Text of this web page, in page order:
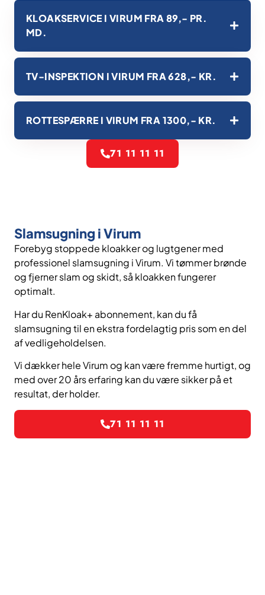
KLOAKSERVICE I VIRUM FRA 89,- PR.
MD.
TV-INSPEKTION I VIRUM FRA 628,- KR.
ROTTESPÆRRE I VIRUM FRA 1300,- KR.
71 11 11 11
Slamsugning i Virum
Forebyg stoppede kloakker og lugtgener med
professionel slamsugning i Virum. Vi tømmer brønde
og fjerner slam og skidt, så kloakken fungerer
optimalt.
Har du RenKloak+ abonnement, kan du få
slamsugning til en ekstra fordelagtig pris som en del
af vedligeholdelsen.
Vi dækker hele Virum og kan være fremme hurtigt, og
med over 20 års erfaring kan du være sikker på et
resultat, der holder.
71 11 11 11